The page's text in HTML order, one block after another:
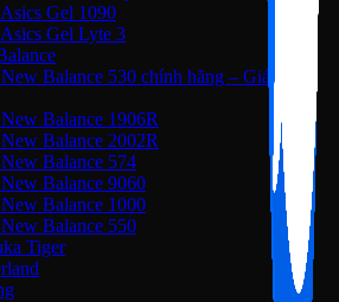
Gel 1090
Gel Lyte 3
Balance 530 chính hãng – Giá Tốt
Balance 1906R
Balance 2002R
Balance 574
Balance 9060
Balance 1000
Balance 550
Tiger